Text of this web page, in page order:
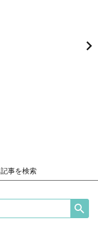
記事を検索